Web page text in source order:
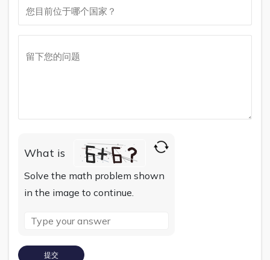
What is
Solve the math problem shown
in the image to continue.